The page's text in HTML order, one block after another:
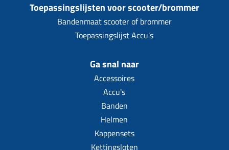
Toepassingslijsten voor scooter/brommer
Bandenmaat scooter of brommer
Toepassingslijst Accu's
Ga snal naar
Accessoires
Accu's
Banden
Helmen
Kappensets
Kettingsloten